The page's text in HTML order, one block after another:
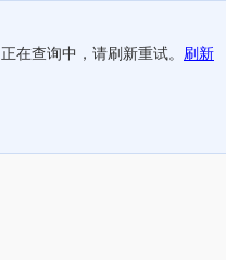
正在查询中，请刷新重试。 刷新